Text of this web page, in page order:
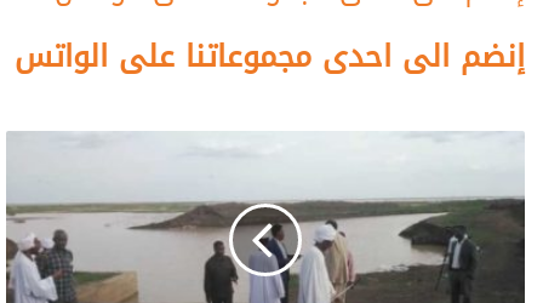
إنضم الى احدى مجموعاتنا على الواتس